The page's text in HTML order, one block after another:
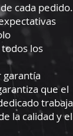
cada pedido.
los
garantía
que el
trabaja
la calidad y el